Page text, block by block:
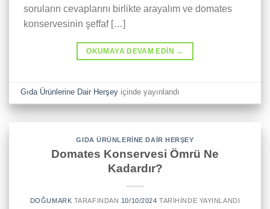
soruların cevaplarını birlikte arayalım ve domates
konservesinin şeffaf […]
OKUMAYA DEVAM EDIN →
Gıda Ürünlerine Dair Herşey içinde yayınlandı
GIDA ÜRÜNLERINE DAIR HERŞEY
Domates Konservesi Ömrü Ne
Kadardır?
DOĞUMARK TARAFINDAN 10/10/2024 TARIHINDE YAYINLANDI